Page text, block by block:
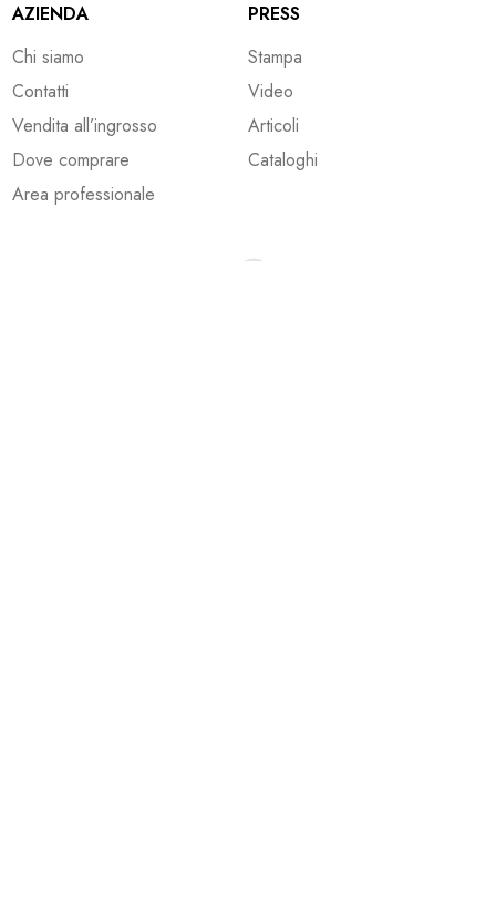
AZIENDA
Chi siamo
Contatti
Vendita all’ingrosso
Dove comprare
Area professionale
PRESS
Stampa
Video
Articoli
Cataloghi